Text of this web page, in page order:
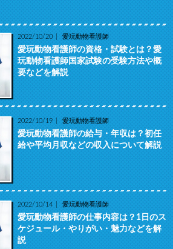
2022/10/20 愛玩動物看護師
愛玩動物看護師の資格・試験とは？愛
玩動物看護師国家試験の受験方法や概
要などを解説
2022/10/19 愛玩動物看護師
愛玩動物看護師の給与・年収は？初任
給や平均月収などの収入について解説
2022/10/14 愛玩動物看護師
愛玩動物看護師の仕事内容は？1日のス
ケジュール・やりがい・魅力などを解
説